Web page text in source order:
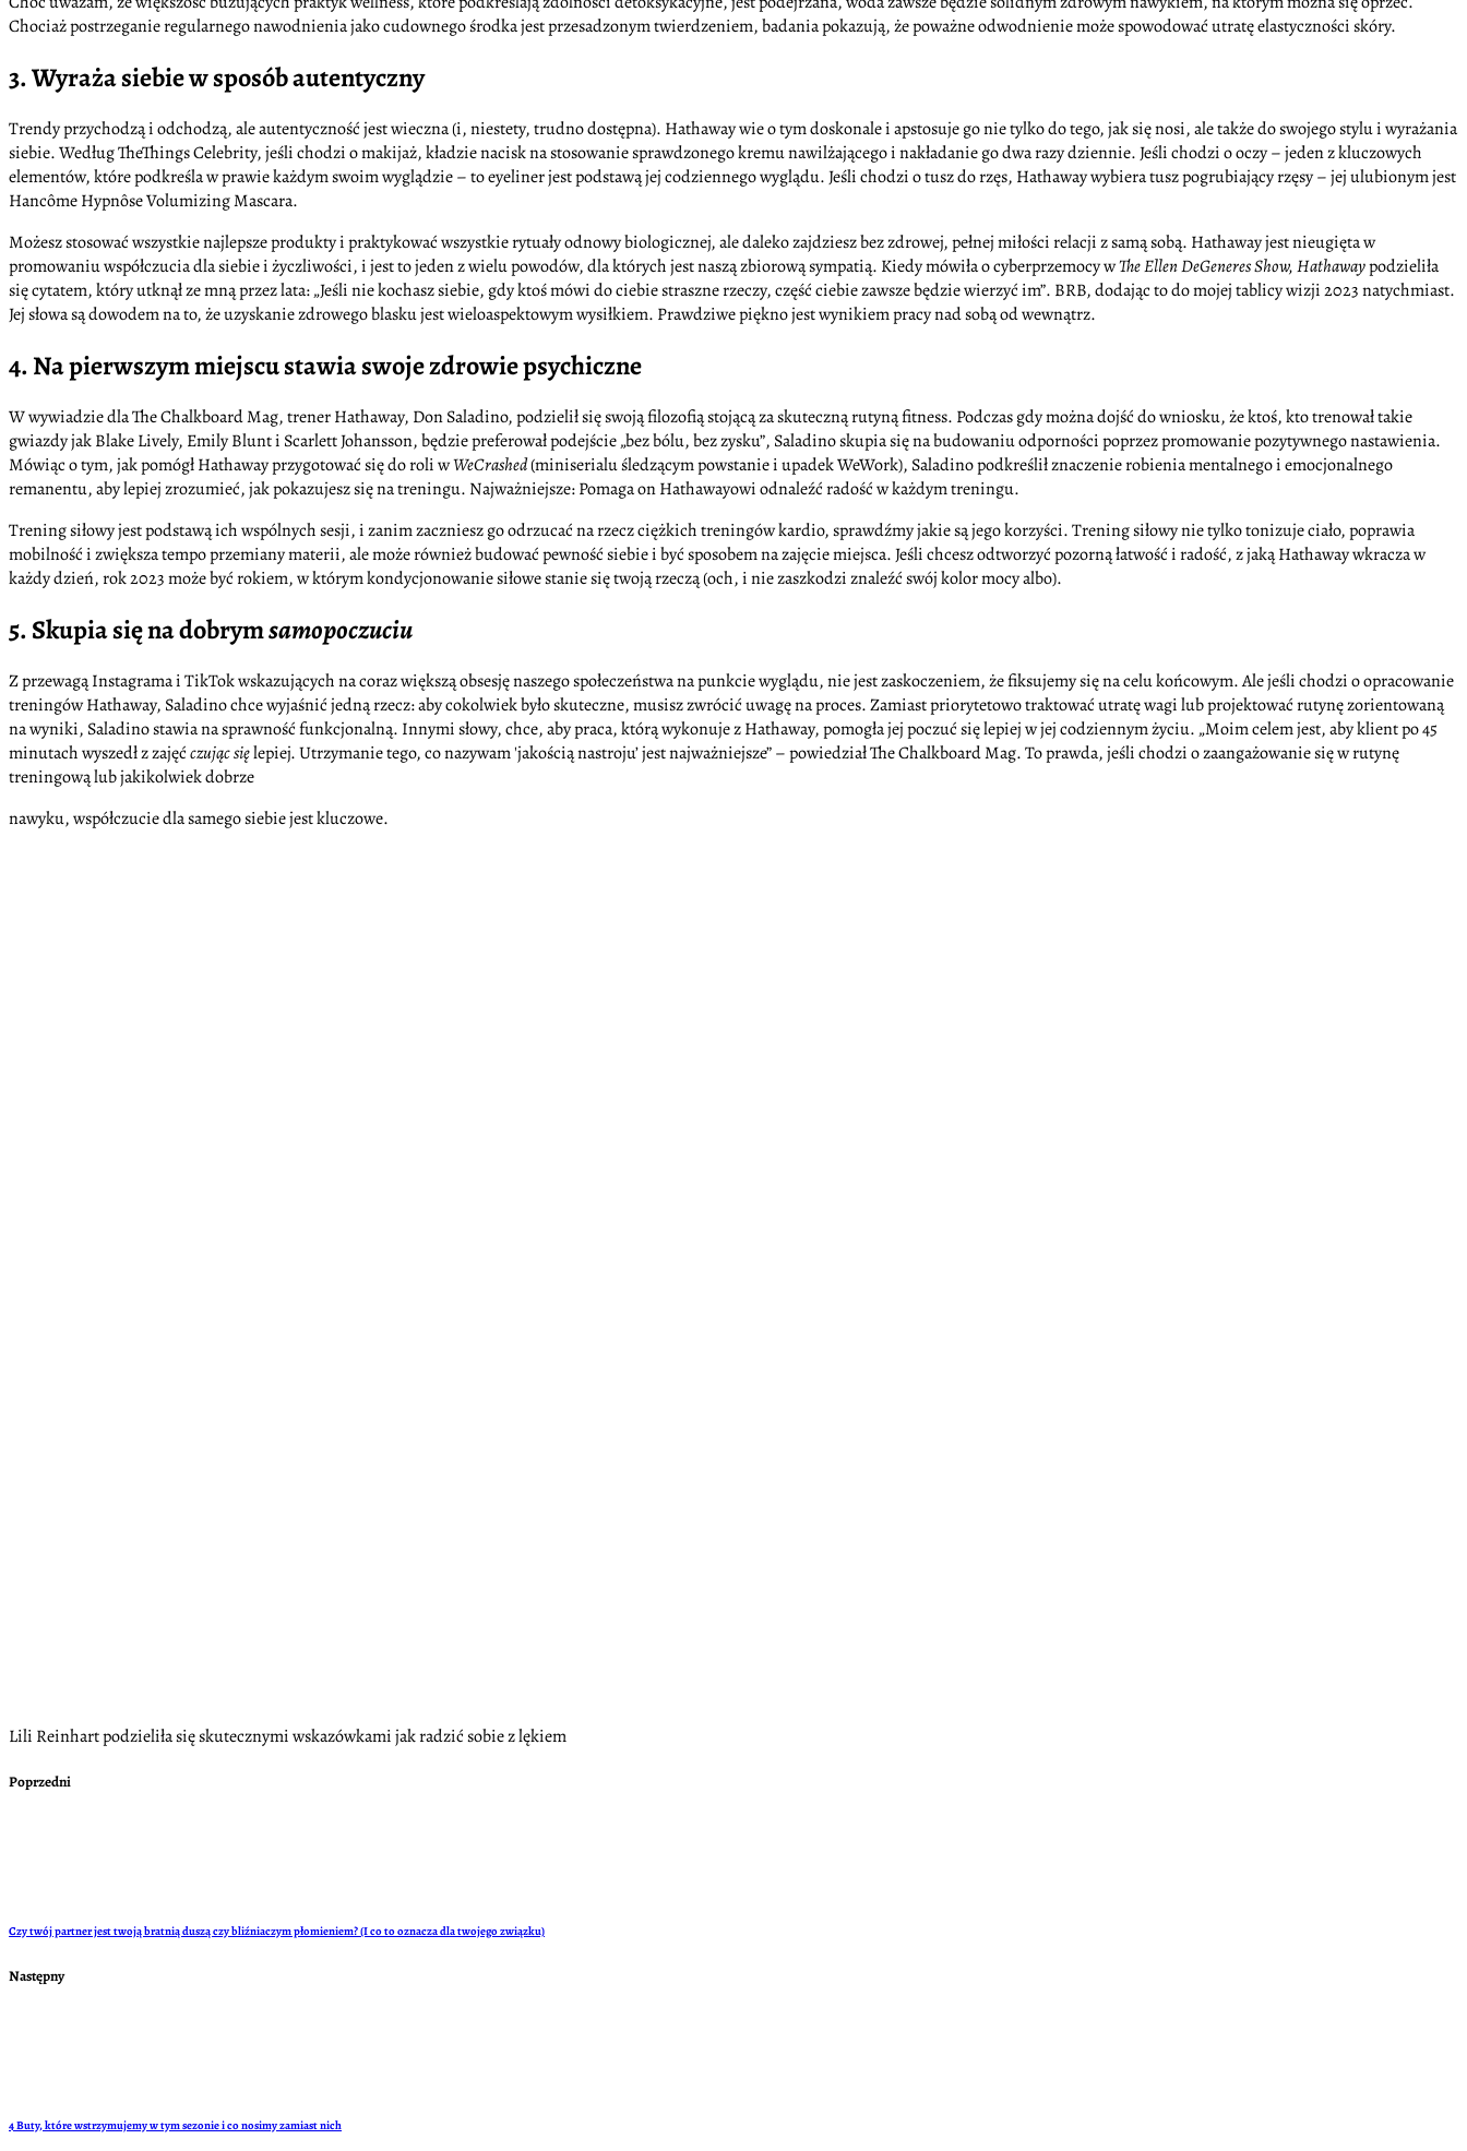
Chociaż postrzeganie regularnego nawodnienia jako cudownego środka jest przesadzonym twierdzeniem, badania pokazują, że poważne odwodnienie może spowodować utratę elastyczności skóry.
3. Wyraża siebie w sposób autentyczny
Trendy przychodzą i odchodzą, ale autentyczność jest wieczna (i, niestety, trudno dostępna). Hathaway wie o tym doskonale i apstosuje go nie tylko do tego, jak się nosi, ale także do swojego stylu i wyrażania
siebie. Według TheThings Celebrity, jeśli chodzi o makijaż, kładzie nacisk na stosowanie sprawdzonego kremu nawilżającego i nakładanie go dwa razy dziennie. Jeśli chodzi o oczy – jeden z kluczowych
elementów, które podkreśla w prawie każdym swoim wyglądzie – to eyeliner jest podstawą jej codziennego wyglądu. Jeśli chodzi o tusz do rzęs, Hathaway wybiera tusz pogrubiający rzęsy – jej ulubionym jest
Hancôme Hypnôse Volumizing Mascara.
Możesz stosować wszystkie najlepsze produkty i praktykować wszystkie rytuały odnowy biologicznej, ale daleko zajdziesz bez zdrowej, pełnej miłości relacji z samą sobą. Hathaway jest nieugięta w
promowaniu współczucia dla siebie i życzliwości, i jest to jeden z wielu powodów, dla których jest naszą zbiorową sympatią. Kiedy mówiła o cyberprzemocy wThe Ellen DeGeneres Show, Hathawaypodzieliła
się cytatem, który utknął ze mną przez lata: „Jeśli nie kochasz siebie, gdy ktoś mówi do ciebie straszne rzeczy, część ciebie zawsze będzie wierzyć im”. BRB, dodając to do mojej tablicy wizji 2023 natychmiast.
Jej słowa są dowodem na to, że uzyskanie zdrowego blasku jest wieloaspektowym wysiłkiem. Prawdziwe piękno jest wynikiem pracy nad sobą od wewnątrz.
4. Na pierwszym miejscu stawia swoje zdrowie psychiczne
W wywiadzie dla The Chalkboard Mag, trener Hathaway, Don Saladino, podzielił się swoją filozofią stojącą za skuteczną rutyną fitness. Podczas gdy można dojść do wniosku, że ktoś, kto trenował takie
gwiazdy jak Blake Lively, Emily Blunt i Scarlett Johansson, będzie preferował podejście „bez bólu, bez zysku”, Saladino skupia się na budowaniu odporności poprzez promowanie pozytywnego nastawienia.
Mówiąc o tym, jak pomógł Hathaway przygotować się do roli wWeCrashed(miniserialu śledzącym powstanie i upadek WeWork), Saladino podkreślił znaczenie robienia mentalnego i emocjonalnego
remanentu, aby lepiej zrozumieć, jak pokazujesz się na treningu. Najważniejsze: Pomaga on Hathawayowi odnaleźć radość w każdym treningu.
Trening siłowy jest podstawą ich wspólnych sesji, i zanim zaczniesz go odrzucać na rzecz ciężkich treningów kardio, sprawdźmy jakie są jego korzyści. Trening siłowy nie tylko tonizuje ciało, poprawia
mobilność i zwiększa tempo przemiany materii, ale może również budować pewność siebie i być sposobem na zajęcie miejsca. Jeśli chcesz odtworzyć pozorną łatwość i radość, z jaką Hathaway wkracza w
każdy dzień, rok 2023 może być rokiem, w którym kondycjonowanie siłowe stanie się twoją rzeczą (och, i nie zaszkodzi znaleźć swój kolor mocy albo).
5. Skupia się na dobrymsamopoczuciu
Z przewagą Instagrama i TikTok wskazujących na coraz większą obsesję naszego społeczeństwa na punkcie wyglądu, nie jest zaskoczeniem, że fiksujemy się na celu końcowym. Ale jeśli chodzi o opracowanie
treningów Hathaway, Saladino chce wyjaśnić jedną rzecz: aby cokolwiek było skuteczne, musisz zwrócić uwagę na proces. Zamiast priorytetowo traktować utratę wagi lub projektować rutynę zorientowaną
na wyniki, Saladino stawia na sprawność funkcjonalną. Innymi słowy, chce, aby praca, którą wykonuje z Hathaway, pomogła jej poczuć się lepiej w jej codziennym życiu. „Moim celem jest, aby klient po 45
minutach wyszedł z zajęćczując sięlepiej. Utrzymanie tego, co nazywam 'jakością nastroju’ jest najważniejsze” – powiedział The Chalkboard Mag. To prawda, jeśli chodzi o zaangażowanie się w rutynę
treningową lub jakikolwiek dobrze
nawyku, współczucie dla samego siebie jest kluczowe.
Lili Reinhart podzieliła się skutecznymi wskazówkami jak radzić sobie z lękiem
Poprzedni
Czy twój partner jest twoją bratnią duszą czy bliźniaczym płomieniem? (I co to oznacza dla twojego związku)
Następny
4 Buty, które wstrzymujemy w tym sezonie i co nosimy zamiast nich